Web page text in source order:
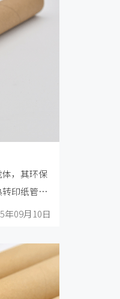
，其环保
印纸管的
，以下将
年09月10日